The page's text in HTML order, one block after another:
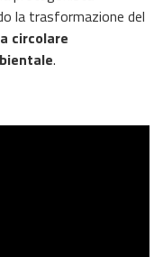
la trasformazione del
circolare
.